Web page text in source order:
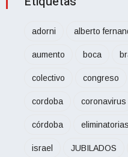
adorni alberto
aumento boca
colectivo congreso
cordoba coronavirus
córdoba eliminatorias
israel JUBILADOS